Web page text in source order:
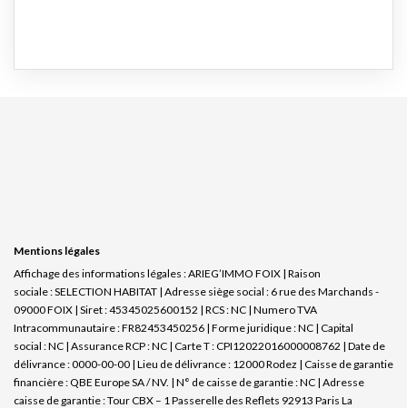
Mentions légales
Affichage des informations légales : ARIEG’IMMO FOIX | Raison
sociale : SELECTION HABITAT | Adresse siège social : 6 rue des Marchands -
09000 FOIX | Siret : 45345025600152 | RCS : NC | Numero TVA
Intracommunautaire : FR82453450256 | Forme juridique : NC | Capital
social : NC | Assurance RCP : NC | Carte T : CPI12022016000008762 | Date de
délivrance : 0000-00-00 | Lieu de délivrance : 12000 Rodez | Caisse de garantie
financière : QBE Europe SA / NV. | N° de caisse de garantie : NC | Adresse
caisse de garantie : Tour CBX – 1 Passerelle des Reflets 92913 Paris La